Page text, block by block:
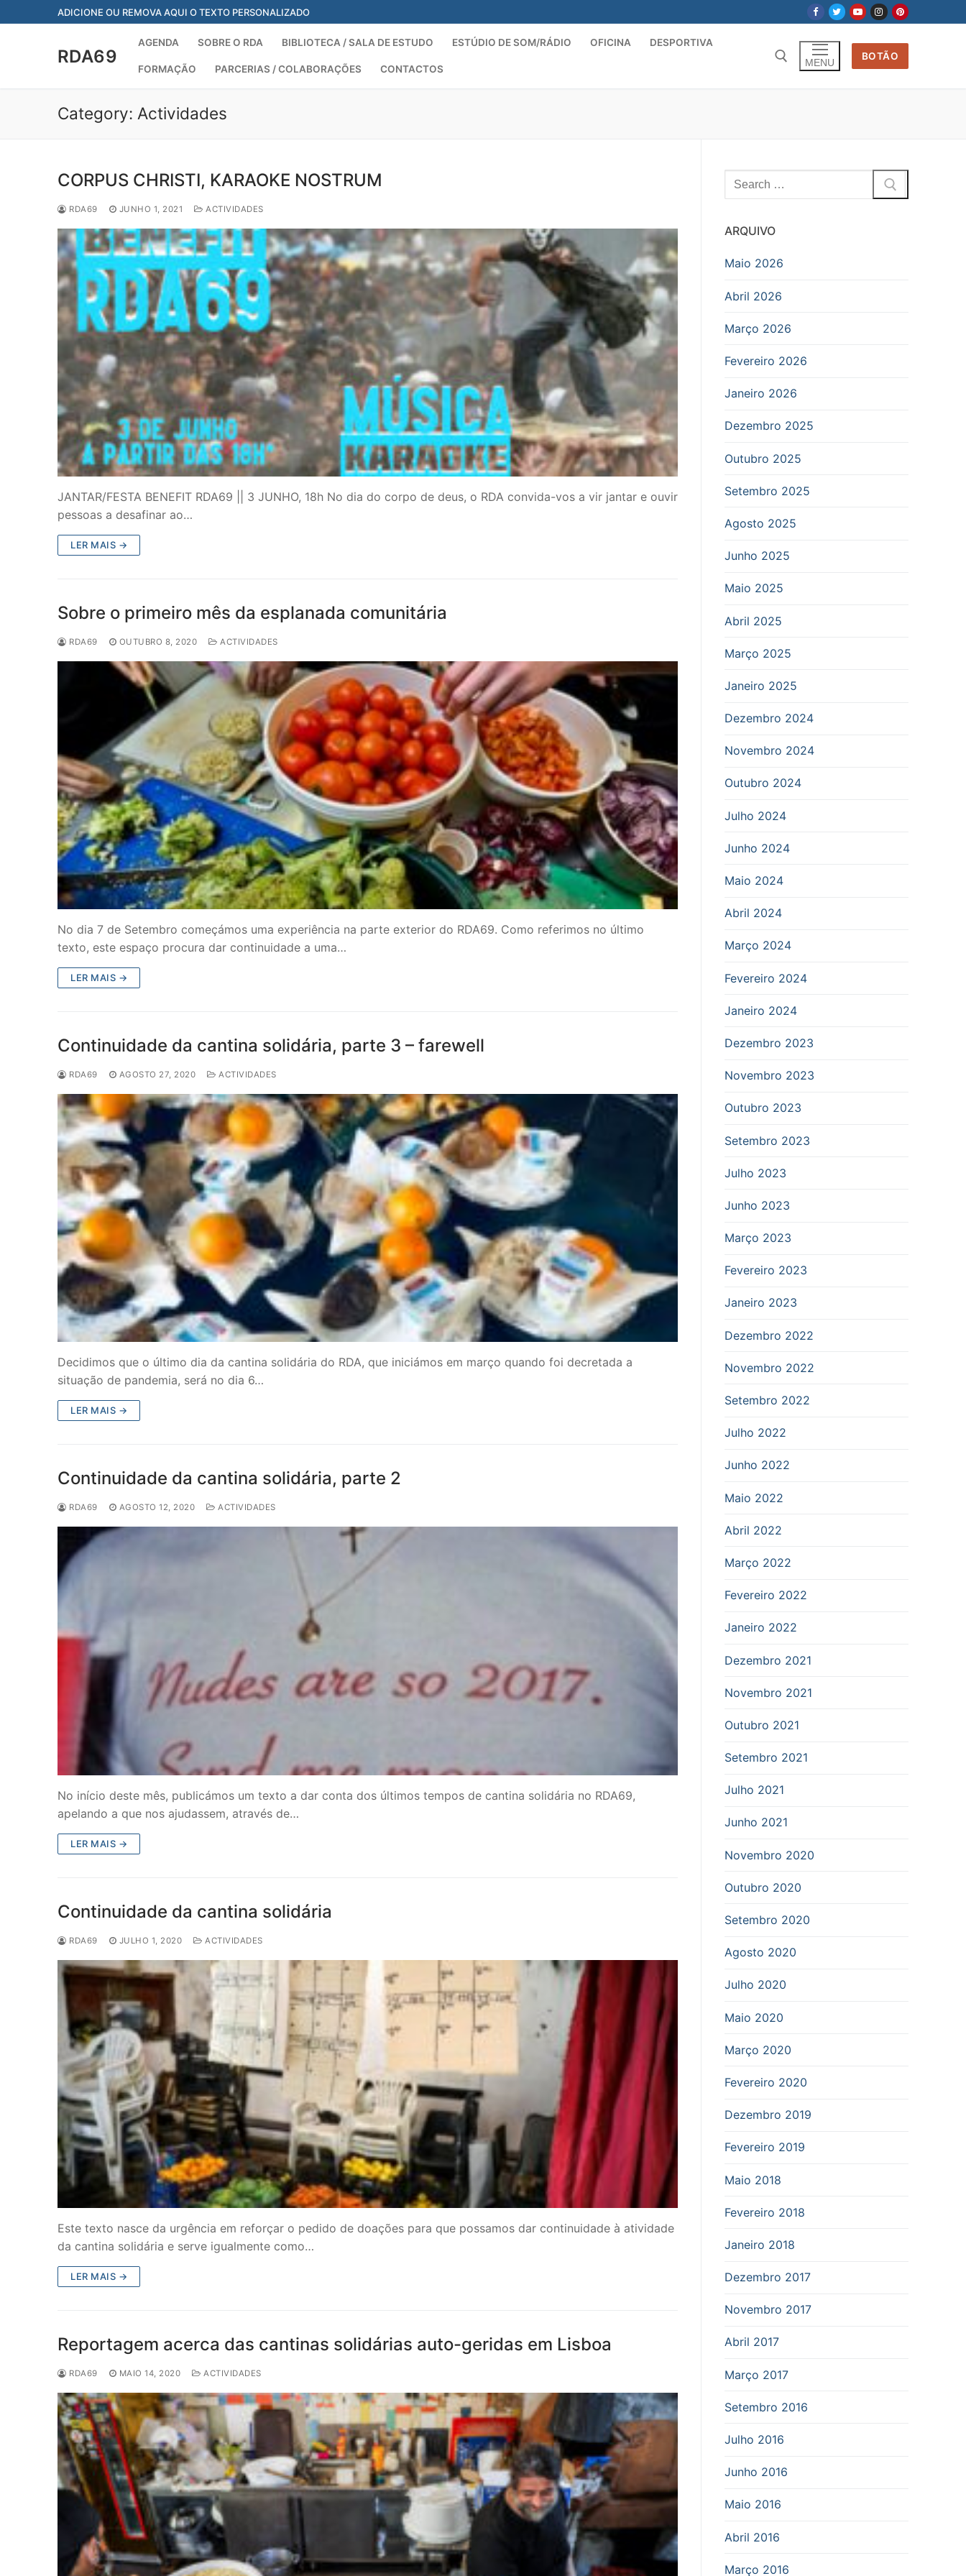
para
ADICIONE OU REMOVA AQUI O TEXTO PERSONALIZADO
RDA69
AGENDA SOBRE O RDA BIBLIOTECA / SALA DE ESTUDO ESTÚDIO DE SOM/RÁDIO OFICINA DESPORTIVA
FORMAÇÃO PARCERIAS / COLABORAÇÕES CONTACTOS
MENU
BOTÃO
Category: Actividades
CORPUS CHRISTI, KARAOKE NOSTRUM
RDA69 JUNHO 1, 2021 ACTIVIDADES
JANTAR/FESTA BENEFIT RDA69 || 3 JUNHO, 18h No dia do corpo de deus, o RDA convida-vos a vir jantar e ouvir
pessoas a desafinar ao…
LER MAIS →
Sobre o primeiro mês da esplanada comunitária
RDA69 OUTUBRO 8, 2020 ACTIVIDADES
No dia 7 de Setembro começámos uma experiência na parte exterior do RDA69. Como referimos no último
texto, este espaço procura dar continuidade a uma…
LER MAIS →
Continuidade da cantina solidária, parte 3 – farewell
RDA69 AGOSTO 27, 2020 ACTIVIDADES
Decidimos que o último dia da cantina solidária do RDA, que iniciámos em março quando foi decretada a
situação de pandemia, será no dia 6…
LER MAIS →
Continuidade da cantina solidária, parte 2
RDA69 AGOSTO 12, 2020 ACTIVIDADES
No início deste mês, publicámos um texto a dar conta dos últimos tempos de cantina solidária no RDA69,
apelando a que nos ajudassem, através de…
LER MAIS →
Continuidade da cantina solidária
RDA69 JULHO 1, 2020 ACTIVIDADES
Este texto nasce da urgência em reforçar o pedido de doações para que possamos dar continuidade à atividade
da cantina solidária e serve igualmente como…
LER MAIS →
Reportagem acerca das cantinas solidárias auto-geridas em Lisboa
RDA69 MAIO 14, 2020 ACTIVIDADES
Pesquisar
por:
ARQUIVO
Maio 2026
Abril 2026
Março 2026
Fevereiro 2026
Janeiro 2026
Dezembro 2025
Outubro 2025
Setembro 2025
Agosto 2025
Junho 2025
Maio 2025
Abril 2025
Março 2025
Janeiro 2025
Dezembro 2024
Novembro 2024
Outubro 2024
Julho 2024
Junho 2024
Maio 2024
Abril 2024
Março 2024
Fevereiro 2024
Janeiro 2024
Dezembro 2023
Novembro 2023
Outubro 2023
Setembro 2023
Julho 2023
Junho 2023
Março 2023
Fevereiro 2023
Janeiro 2023
Dezembro 2022
Novembro 2022
Setembro 2022
Julho 2022
Junho 2022
Maio 2022
Abril 2022
Março 2022
Fevereiro 2022
Janeiro 2022
Dezembro 2021
Novembro 2021
Outubro 2021
Setembro 2021
Julho 2021
Junho 2021
Novembro 2020
Outubro 2020
Setembro 2020
Agosto 2020
Julho 2020
Maio 2020
Março 2020
Fevereiro 2020
Dezembro 2019
Fevereiro 2019
Maio 2018
Fevereiro 2018
Janeiro 2018
Dezembro 2017
Novembro 2017
Abril 2017
Março 2017
Setembro 2016
Julho 2016
Junho 2016
Maio 2016
Abril 2016
Março 2016